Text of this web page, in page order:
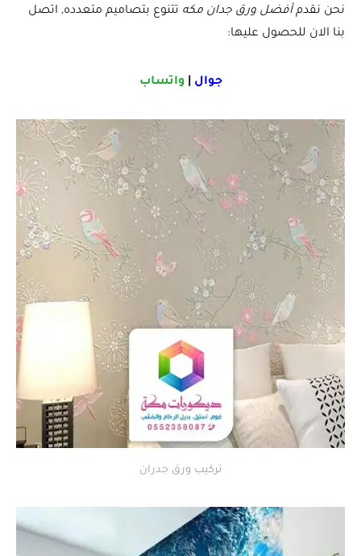
نحن نقدمأفضل ورق جدان مكه تتنوع بتصاميم متعدده, اتصل
بنا الان للحصول عليها:
جوال واتساب
تركيب ورق جدران